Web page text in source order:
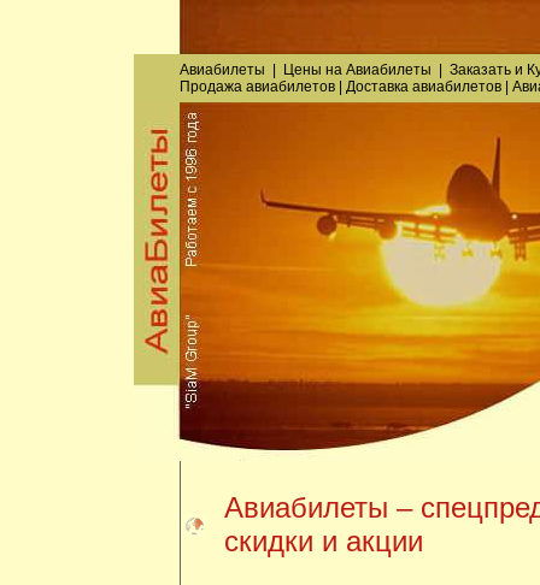
Авиабилеты Цены на Авиабилеты Заказатьи
Продажа авиабилетов| Доставка авиабилетов|
Авиабилеты –
скидки и акции